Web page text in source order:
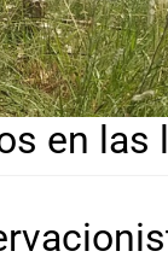
en las